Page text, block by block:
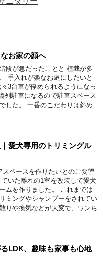
お家の顔へ
段が急だったことと 植栽が多
手入れが楽なお庭にしたいと
3台車が停められるようになっ
列駐車になるので駐車スペース
した。 一番のこだわりは斜め
愛犬専用のトリミングル
ペースを作りたいとのご要望
いた離れの1室を改装して愛犬
ムを作りました。 これまでは
ミングやシャンプーをされてい
りや換気などが大変で、ワンち
LDK、趣味も家事も心地